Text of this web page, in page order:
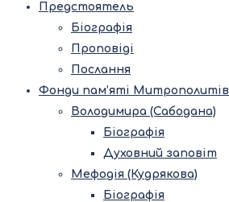
Предстоятель
Біографія
Проповіді
Послання
Фонди пам’яті Митрополитів
Володимира (Сабодана)
Біографія
Духовний заповіт
Мефодія (Кудрякова)
Біографія